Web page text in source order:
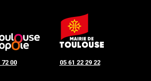
72 00 05 61 22 29 22